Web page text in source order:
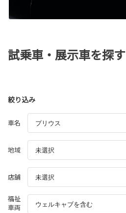
試乗車・展示車を探す
絞り込み
車名
地域
店舗
福祉
車両